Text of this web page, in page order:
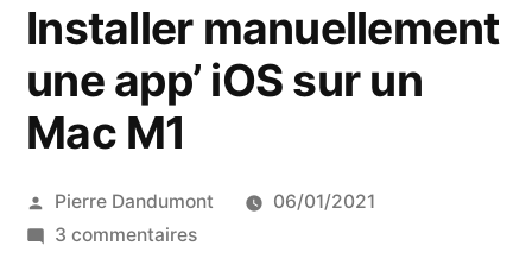
Installer manuellement
une app’ iOS sur un
Mac M1
Publié
par
Pierre Dandumont
06/01/2021
3 commentairessur